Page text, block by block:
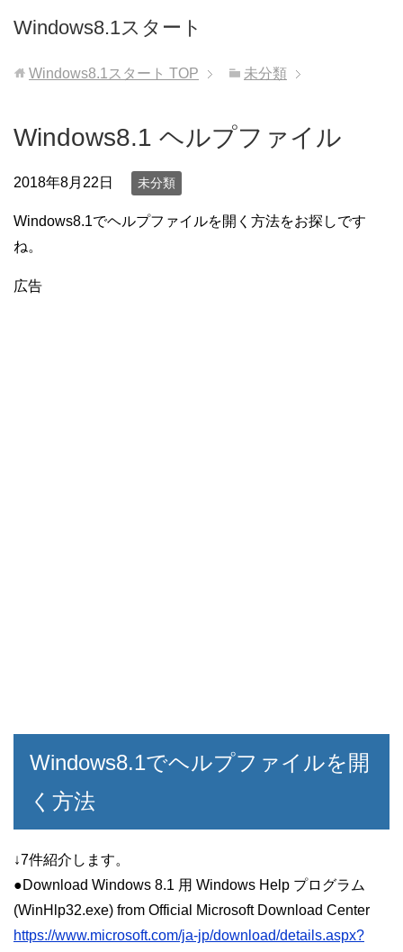
Windows8.1スタート
Windows8.1スタート TOP 未分類
Windows8.1 ヘルプファイル
2018年8月22日 未分類
Windows8.1でヘルプファイルを開く方法をお探しです
ね。
広告
Windows8.1でヘルプファイルを開
く方法
↓7件紹介します。
●Download Windows 8.1 用 Windows Help プログラム
(WinHlp32.exe) from Official Microsoft Download Center
https://www.microsoft.com/ja-jp/download/details.aspx?